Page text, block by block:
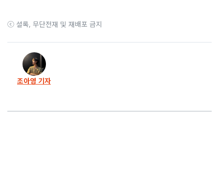
18화
17화 서울교육청은 왜? 이규태 측근을 우촌초 이사장에
16화 우촌초 회의 참석 이규태 회장… “남의 집 쳐들어온 것”
ⓒ 셜록, 무단전재 및 재배포 금지
조아영 기자